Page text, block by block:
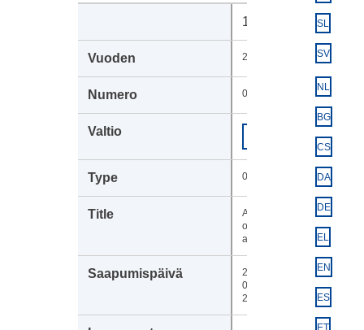
107240
2024
0516
Euroopan
komissio
049
Acknowledgement
of receipt of the
adopted text
26-
02-
2024
SL
SV
NL
BG
CS
DA
DE
EL
EN
ES
ET